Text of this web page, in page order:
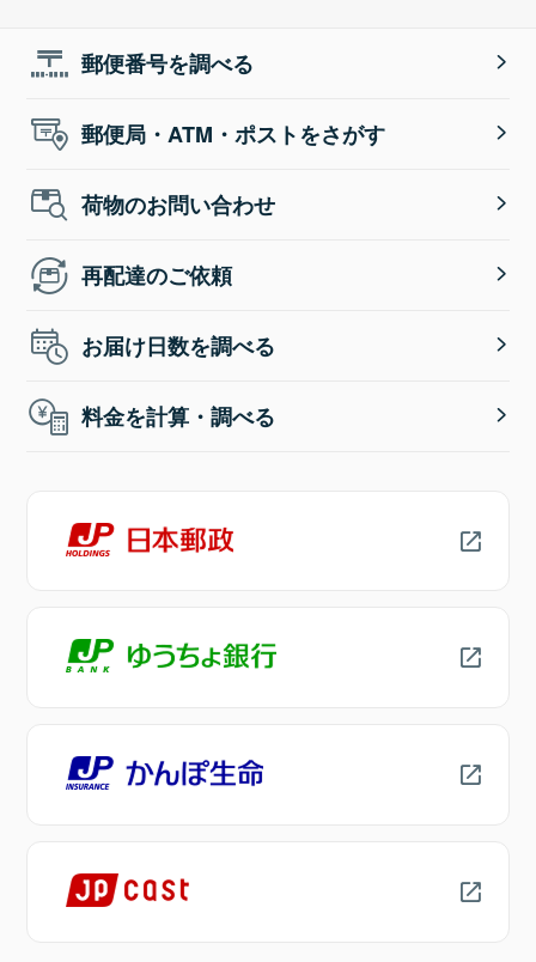
郵便番号を調べる
郵便局・ATM・ポストをさがす
荷物のお問い合わせ
再配達のご依頼
お届け日数を調べる
料金を計算・調べる